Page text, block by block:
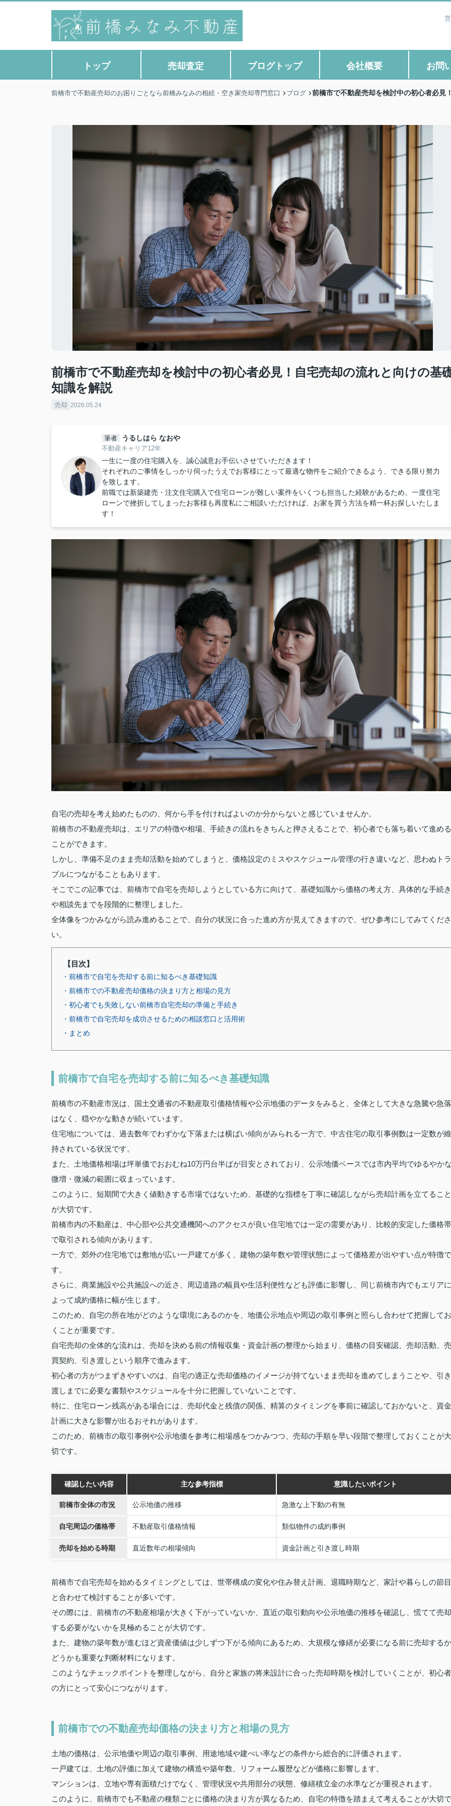
トップ 売却査定 ブログトップ 会社概要 お問
前橋市で不動産売却のお困りごとなら前橋みなみの相続・空き家売却専門窓口 ブログ 前橋市で不動産売却を検討中の初心者必見
前橋市で不動産売却を検討中の初心者必見！自宅売却の流れと向けの基
知識を解説
売却 2026.05.24
筆者 うるしはら なおや
不動産キャリア12年
一生に一度の住宅購入を、誠心誠意お手伝いさせていただきます！
それぞれのご事情をしっかり伺ったうえでお客様にとって最適な物件をご紹介できるよう、できる限り努力
を致します。
前職では新築建売・注文住宅購入で住宅ローンが難しい案件をいくつも担当した経験があるため、一度住宅
ローンで挫折してしまったお客様も再度私にご相談いただければ、お家を買う方法を精一杯お探しいたしま
す！
自宅の売却を考え始めたものの、何から手を付ければよいのか分からないと感じていませんか。
前橋市の不動産売却は、エリアの特徴や相場、手続きの流れをきちんと押さえることで、初心者でも落ち着いて進める
ことができます。
しかし、準備不足のまま売却活動を始めてしまうと、価格設定のミスやスケジュール管理の行き違いなど、思わぬトラ
ブルにつながることもあります。
そこでこの記事では、前橋市で自宅を売却しようとしている方に向けて、基礎知識から価格の考え方、具体的な手続き
や相談先までを段階的に整理しました。
全体像をつかみながら読み進めることで、自分の状況に合った進め方が見えてきますので、ぜひ参考にしてみてくださ
い。
【目次】
・前橋市で自宅を売却する前に知るべき基礎知識
・前橋市での不動産売却価格の決まり方と相場の見方
・初心者でも失敗しない前橋市自宅売却の準備と手続き
・前橋市で自宅売却を成功させるための相談窓口と活用術
・まとめ
前橋市で自宅を売却する前に知るべき基礎知識
前橋市の不動産市況は、国土交通省の不動産取引価格情報や公示地価のデータをみると、全体として大きな急騰や急落
はなく、穏やかな動きが続いています。
住宅地については、過去数年でわずかな下落または横ばい傾向がみられる一方で、中古住宅の取引事例数は一定数が維
持されている状況です。
また、土地価格相場は坪単価でおおむね10万円台半ばが目安とされており、公示地価ベースでは市内平均でゆるやか
微増・微減の範囲に収まっています。
このように、短期間で大きく値動きする市場ではないため、基礎的な指標を丁寧に確認しながら売却計画を立てること
が大切です。
前橋市内の不動産は、中心部や公共交通機関へのアクセスが良い住宅地では一定の需要があり、比較的安定した価格帯
で取引される傾向があります。
一方で、郊外の住宅地では敷地が広い一戸建てが多く、建物の築年数や管理状態によって価格差が出やすい点が特徴で
す。
さらに、商業施設や公共施設への近さ、周辺道路の幅員や生活利便性なども評価に影響し、同じ前橋市内でもエリアに
よって成約価格に幅が生じます。
このため、自宅の所在地がどのような環境にあるのかを、地価公示地点や周辺の取引事例と照らし合わせて把握してお
くことが重要です。
自宅売却の全体的な流れは、売却を決める前の情報収集・資金計画の整理から始まり、価格の目安確認、売却活動、売
買契約、引き渡しという順序で進みます。
初心者の方がつまずきやすいのは、自宅の適正な売却価格のイメージが持てないまま売却を進めてしまうことや、引き
渡しまでに必要な書類やスケジュールを十分に把握していないことです。
特に、住宅ローン残高がある場合には、売却代金と残債の関係、精算のタイミングを事前に確認しておかないと、資金
計画に大きな影響が出るおそれがあります。
このため、前橋市の取引事例や公示地価を参考に相場感をつかみつつ、売却の手順を早い段階で整理しておくことが大
切です。
確認したい内容 主な参考指標 意識したいポイント
前橋市全体の市況 公示地価の推移 急激な上下動の有無
自宅周辺の価格帯 不動産取引価格情報 類似物件の成約事例
売却を始める時期 直近数年の相場傾向 資金計画と引き渡し時期
前橋市で自宅売却を始めるタイミングとしては、世帯構成の変化や住み替え計画、退職時期など、家計や暮らしの節目
と合わせて検討することが多いです。
その際には、前橋市の不動産相場が大きく下がっていないか、直近の取引動向や公示地価の推移を確認し、慌てて売却
する必要がないかを見極めることが大切です。
また、建物の築年数が進むほど資産価値は少しずつ下がる傾向にあるため、大規模な修繕が必要になる前に売却するか
どうかも重要な判断材料になります。
このようなチェックポイントを整理しながら、自分と家族の将来設計に合った売却時期を検討していくことが、初心者
の方にとって安心につながります。
前橋市での不動産売却価格の決まり方と相場の見方
土地の価格は、公示地価や周辺の取引事例、用途地域や建ぺい率などの条件から総合的に評価されます。
一戸建ては、土地の評価に加えて建物の構造や築年数、リフォーム履歴などが価格に影響します。
マンションは、立地や専有面積だけでなく、管理状況や共用部分の状態、修繕積立金の水準などが重視されます。
このように、前橋市でも不動産の種類ごとに価格の決まり方が異なるため、自宅の特徴を踏まえて考えることが大切で